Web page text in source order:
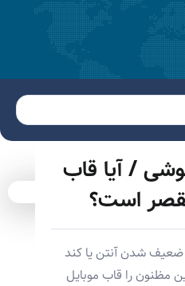
/ آیا قاب
است؟
ضعیف شدن آنتن یا کند
مظنون را قاب موبایل